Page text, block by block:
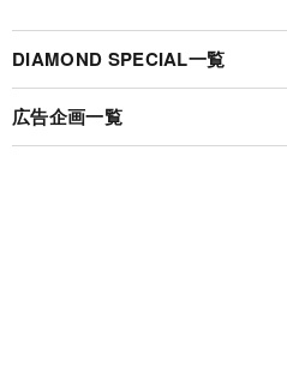
DIAMOND SPECIAL一覧
広告企画一覧